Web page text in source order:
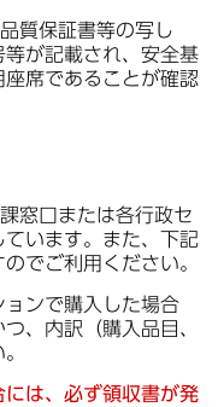
質保証書等の写し
等が記載され、安全基
席であることが確認
窓口または各行政セ
います。また、下記
でご利用ください。
ンで購入した場合
、内訳（購入品目、
には、必ず領収書が発